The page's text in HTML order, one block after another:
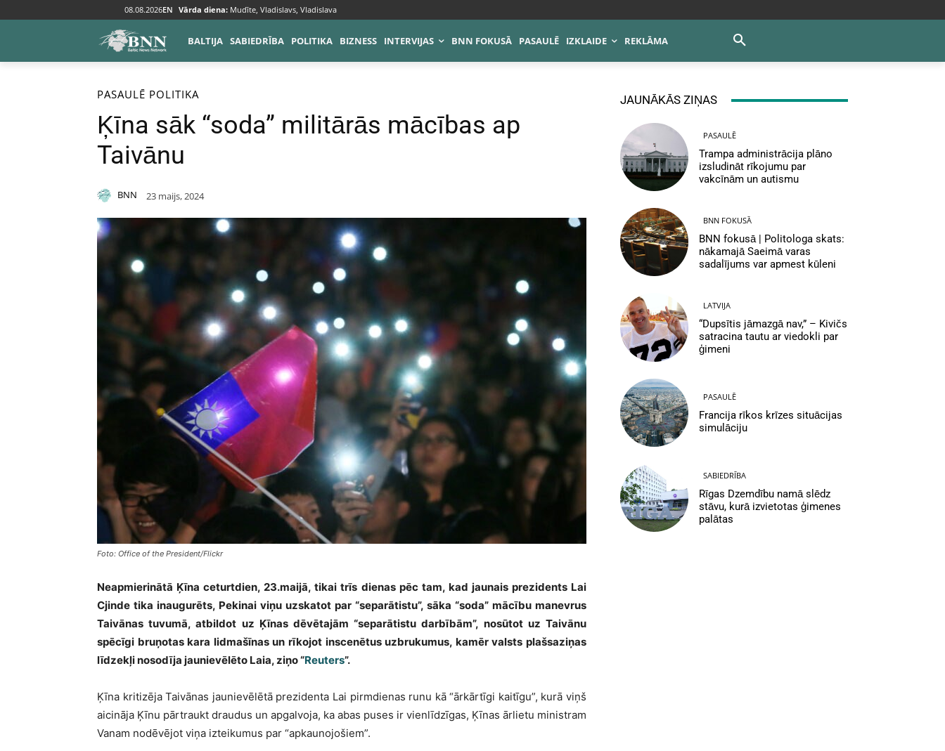
08.08.2026EN Vārda diena: Mudīte, Vladislavs, Vladislava
BALTIJA SABIEDRĪBA POLITIKA BIZNESS INTERVIJAS BNN FOKUSĀ PASAULĒ IZKLAIDE REKLĀMA
Sākums Pasaulē
PASAULĒ POLITIKA
Ķīna sāk “soda” militārās mācības ap
Taivānu
BNN 23 maijs, 2024
Foto: Office of the President/Flickr
Neapmierinātā Ķīna ceturtdien, 23.maijā, tikai trīs dienas pēc tam, kad jaunais prezidents Lai
Cjinde tika inaugurēts, Pekinai viņu uzskatot par “separātistu”, sāka “soda” mācību manevrus
Taivānas tuvumā, atbildot uz Ķīnas dēvētajām “separātistu darbībām”, nosūtot uz Taivānu
spēcīgi bruņotas kara lidmašīnas un rīkojot inscenētus uzbrukumus, kamēr valsts plašsaziņas
līdzekļi nosodīja jaunievēlēto Laia, ziņo “Reuters”.
Ķīna kritizēja Taivānas jaunievēlētā prezidenta Lai pirmdienas runu kā “ārkārtīgi kaitīgu”, kurā viņš
aicināja Ķīnu pārtraukt draudus un apgalvoja, ka abas puses ir vienlīdzīgas, Ķīnas ārlietu ministram
Vanam nodēvējot viņa izteikumus par “apkaunojošiem”.
JAUNĀKĀS ZIŅAS
PASAULĒ
Trampa administrācija plāno
izsludināt rīkojumu par
vakcīnām un autismu
BNN FOKUSĀ
BNN fokusā | Politologa skats:
nākamajā Saeimā varas
sadalījums var apmest kūleni
LATVIJA
“Dupsītis jāmazgā nav,” – Kivičs
satracina tautu ar viedokli par
ģimeni
PASAULĒ
Francija rīkos krīzes situācijas
simulāciju
SABIEDRĪBA
Rīgas Dzemdību namā slēdz
stāvu, kurā izvietotas ģimenes
palātas